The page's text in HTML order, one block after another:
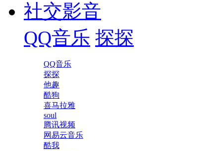
社交影音
QQ音乐 探探
QQ音乐
探探
他趣
酷狗
喜马拉雅
soul
腾讯视频
网易云音乐
酷我